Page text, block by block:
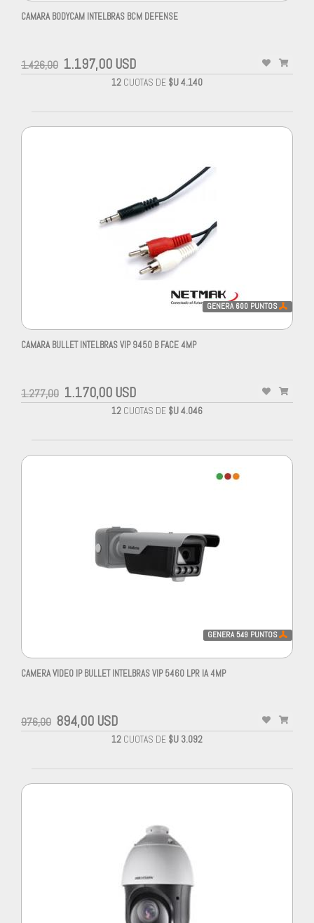
CAMARA BODYCAM INTELBRAS BCM DEFENSE
1.426,00 1.197,00 USD
12 CUOTAS DE $U 4.140
GENERA 600 PUNTOS
CAMARA BULLET INTELBRAS VIP 9450 B FACE 4MP
1.277,00 1.170,00 USD
12 CUOTAS DE $U 4.046
GENERA549 PUNTOS
CAMERA VIDEO IP BULLET INTELBRAS VIP 5460 LPR IA 4MP
976,00 894,00 USD
12 CUOTAS DE $U 3.092